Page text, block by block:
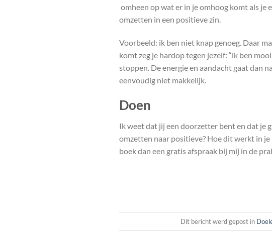
omheen op wat er in je omhoog komt als je
omzetten in een positieve zin.
Voorbeeld: ik ben niet knap genoeg. Daar
komt zeg je hardop tegen jezelf: “ik ben
stoppen. De energie en aandacht gaat dan
eenvoudig niet makkelijk.
Doen
Ik weet dat jij een doorzetter bent en dat je
omzetten naar positieve? Hoe dit werkt in
boek dan een gratis afspraak bij mij in de
Dit bericht werd gepost in